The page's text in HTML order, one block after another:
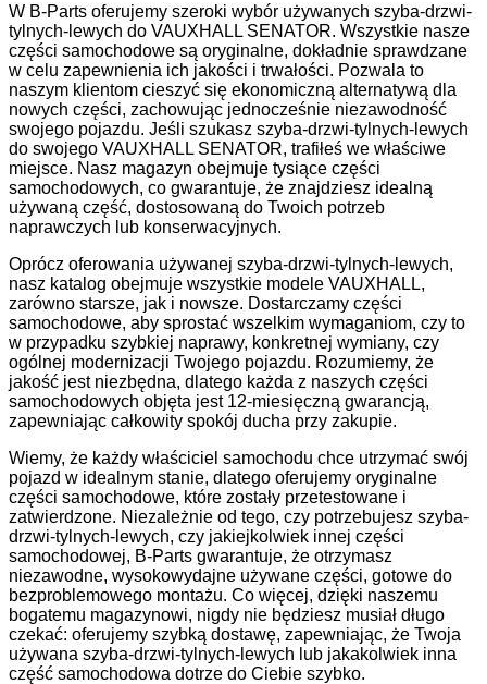
W B-Parts oferujemy szeroki wybór używanych szyba-drzwi-
tylnych-lewych do VAUXHALL SENATOR. Wszystkie nasze
części samochodowe są oryginalne, dokładnie sprawdzane
w celu zapewnienia ich jakości i trwałości. Pozwala to
naszym klientom cieszyć się ekonomiczną alternatywą dla
nowych części, zachowując jednocześnie niezawodność
swojego pojazdu. Jeśli szukasz szyba-drzwi-tylnych-lewych
do swojego VAUXHALL SENATOR, trafiłeś we właściwe
miejsce. Nasz magazyn obejmuje tysiące części
samochodowych, co gwarantuje, że znajdziesz idealną
używaną część, dostosowaną do Twoich potrzeb
naprawczych lub konserwacyjnych.
Oprócz oferowania używanej szyba-drzwi-tylnych-lewych,
nasz katalog obejmuje wszystkie modele VAUXHALL,
zarówno starsze, jak i nowsze. Dostarczamy części
samochodowe, aby sprostać wszelkim wymaganiom, czy to
w przypadku szybkiej naprawy, konkretnej wymiany, czy
ogólnej modernizacji Twojego pojazdu. Rozumiemy, że
jakość jest niezbędna, dlatego każda z naszych części
samochodowych objęta jest 12-miesięczną gwarancją,
zapewniając całkowity spokój ducha przy zakupie.
Wiemy, że każdy właściciel samochodu chce utrzymać swój
pojazd w idealnym stanie, dlatego oferujemy oryginalne
części samochodowe, które zostały przetestowane i
zatwierdzone. Niezależnie od tego, czy potrzebujesz szyba-
drzwi-tylnych-lewych, czy jakiejkolwiek innej części
samochodowej, B-Parts gwarantuje, że otrzymasz
niezawodne, wysokowydajne używane części, gotowe do
bezproblemowego montażu. Co więcej, dzięki naszemu
bogatemu magazynowi, nigdy nie będziesz musiał długo
czekać: oferujemy szybką dostawę, zapewniając, że Twoja
używana szyba-drzwi-tylnych-lewych lub jakakolwiek inna
część samochodowa dotrze do Ciebie szybko.